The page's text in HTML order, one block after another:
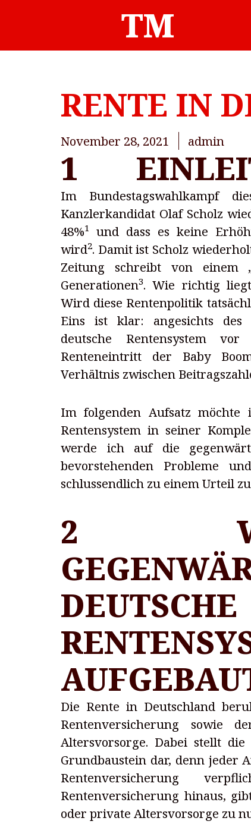
TM
RENTE IN
November 28, 2021 admin
1
Im Bundestagswahlkampf
Kanzlerkandidat Olaf Scholz
48%1
und dass es keine
wird2. Damit ist Scholz
Zeitung schreibt von einem
Generationen3. Wie richtig
Wird diese Rentenpolitik
Eins ist klar: angesichts des
deutsche Rentensystem
Renteneintritt der Baby
Verhältnis zwischen
Im folgenden Aufsatz möchte
Rentensystem in seiner
werde ich auf die
bevorstehenden Probleme
schlussendlich zu einem Urteil
2 WIE
DEUTSCHE
Die Rente in Deutschland
Rentenversicherung sowie
Altersvorsorge. Dabei stellt
Grundbaustein dar, denn jeder
Rentenversicherung
Rentenversicherung hinaus,
oder private Altersvorsorge zu